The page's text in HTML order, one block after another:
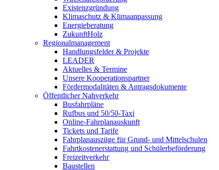
Existenzgründung
Klimaschutz & Klimaanpassung
Energieberatung
ZukunftHolz
Regionalmanagement
Handlungsfelder & Projekte
LEADER
Aktuelles & Termine
Unsere Kooperationspartner
Fördermodalitäten & Antragsdokumente
Öffentlicher Nahverkehr
Busfahrpläne
Rufbus und 50/50-Taxi
Online-Fahrplanauskunft
Tickets und Tarife
Fahrplanauszüge für Grund- und Mittelschulen
Fahrtkostenerstattung und Schülerbeförderung
Freizeitverkehr
Baustellen